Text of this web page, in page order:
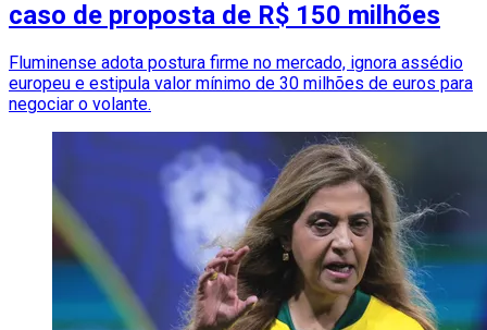
caso de proposta de R$ 150 milhões
Fluminense adota postura firme no mercado, ignora assédio
europeu e estipula valor mínimo de 30 milhões de euros para
negociar o volante.